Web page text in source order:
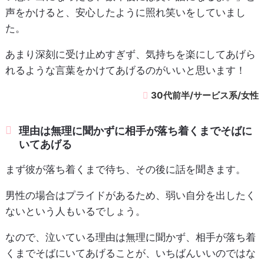
声をかけると、安心したように照れ笑いをしていまし
た。
あまり深刻に受け止めすぎず、気持ちを楽にしてあげら
れるような言葉をかけてあげるのがいいと思います！
30代前半/サービス系/女性
理由は無理に聞かずに相手が落ち着くまでそばに
いてあげる
まず彼が落ち着くまで待ち、その後に話を聞きます。
男性の場合はプライドがあるため、弱い自分を出したく
ないという人もいるでしょう。
なので、泣いている理由は無理に聞かず、相手が落ち着
くまでそばにいてあげることが、いちばんいいのではな